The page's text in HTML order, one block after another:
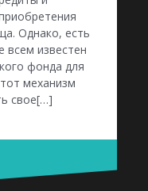
Однако, есть
известен
фонда для
механизм
свое[…]